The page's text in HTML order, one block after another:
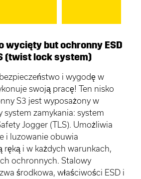
wycięty but ochronny ESD
(twist lock system)
i wygodę w
swoją pracę! Ten nisko
S3 jest wyposażony w
system zamykania: system
Jogger (TLS). Umożliwia
i luzowanie obuwia
i w każdych warunkach,
ochronnych. Stalowy
środkowa, właściwości ESD i